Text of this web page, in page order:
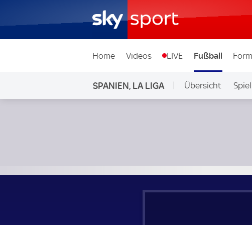
Home Videos LIVE Fußball
SPANIEN, LA LIGA Übersicht